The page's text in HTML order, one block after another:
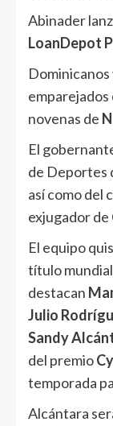
Abinader
LoanDepot
Dominicanos
emparejados
novenas de
El
de Deportes
así como del
exjugador de
El equipo
título
destacan
Julio
Sandy
del premio
temporada
Alcántara